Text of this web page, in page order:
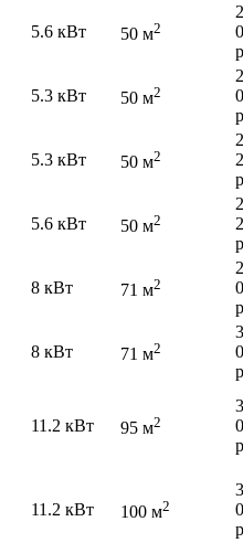
5.6 кВт 50 м2
5.3 кВт 50 м2
5.3 кВт 50 м2
5.6 кВт 50 м2
8 кВт 71 м2
8 кВт 71 м2
11.2 кВт 95 м2
11.2 кВт 100 м2